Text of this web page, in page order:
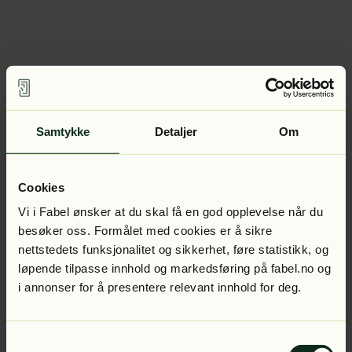
Samtykke Detaljer Om
Cookies
Vi i Fabel ønsker at du skal få en god opplevelse når du
besøker oss. Formålet med cookies er å sikre
nettstedets funksjonalitet og sikkerhet, føre statistikk, og
løpende tilpasse innhold og markedsføring på fabel.no og
i annonser for å presentere relevant innhold for deg.